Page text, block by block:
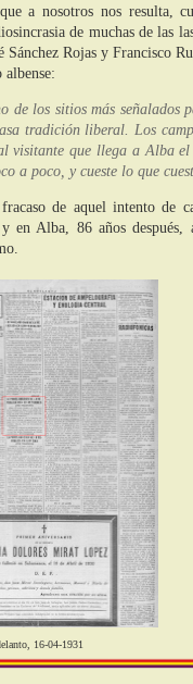
a nosotros nos resulta,
de muchas de las
Sánchez Rojas y Francisco
albense:
de los sitios más señalados
tradición liberal. Los
visitante que llega a Alba
a poco, y cueste lo
de aquel intento de
en Alba, 86 años después,
16-04-1931